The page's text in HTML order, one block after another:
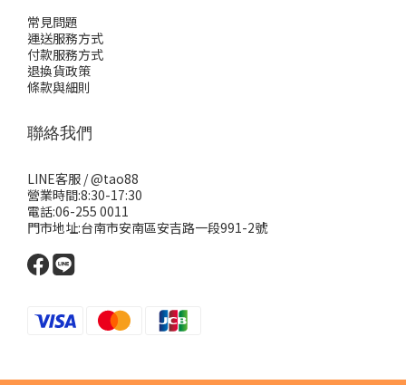
常見問題
運送服務方式
付款服務方式
退換貨政策
條款與細則
聯絡我們
LINE客服 /@tao88
營業時間:8:30-17:30
電話:06-255 0011
門市地址:台南市安南區安吉路一段991-2號